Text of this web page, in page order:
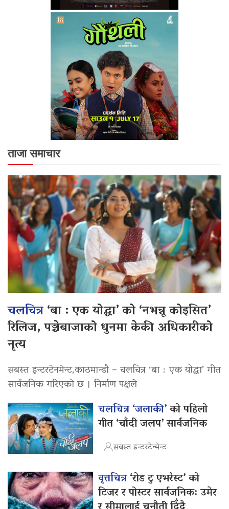
ताजा समाचार
चलचित्र‘बा : एक योद्धा’ को ‘नभन्नू कोइसित’
रिलिज, पञ्चेबाजाको धुनमा केकी अधिकारीको
नृत्य
सबस्त इन्टरटेनमेन्ट,काठमान्डौ – चलचित्र ‘बा : एक योद्धा’ गीत
सार्वजनिक गरिएको छ । निर्माण पक्षले
चलचित्र ‘जलाकी’को पहिलो
गीत ‘चाँदी जलप’ सार्वजनिक
सबस्त इन्टरटेन्मेन्ट
वृत्तचित्र‘रोड टु एभरेस्ट’ को
टिजर र पोस्टर सार्वजनिक: उमेर